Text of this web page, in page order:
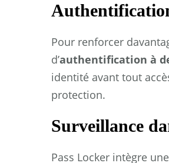
Pour renforcer
d’authentification à
identité avant tout
protection.
Surveillance
Pass Locker intègre une